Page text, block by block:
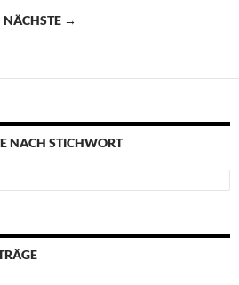
NÄCHSTE →
NACH STICHWORT